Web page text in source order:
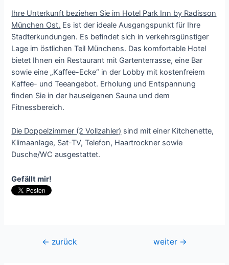
Ihre Unterkunft beziehen Sie im Hotel Park Inn by Radisson
München Ost. Es ist der ideale Ausgangspunkt für Ihre
Stadterkundungen. Es befindet sich in verkehrsgünstiger
Lage im östlichen Teil Münchens. Das komfortable Hotel
bietet Ihnen ein Restaurant mit Gartenterrasse, eine Bar
sowie eine „Kaffee-Ecke“ in der Lobby mit kostenfreiem
Kaffee- und Teeangebot. Erholung und Entspannung
finden Sie in der hauseigenen Sauna und dem
Fitnessbereich.
Die Doppelzimmer (2 Vollzahler) sind mit einer Kitchenette,
Klimaanlage, Sat-TV, Telefon, Haartrockner sowie
Dusche/WC ausgestattet.
Gefällt mir!
Beitragsnavigation
← zurück weiter →